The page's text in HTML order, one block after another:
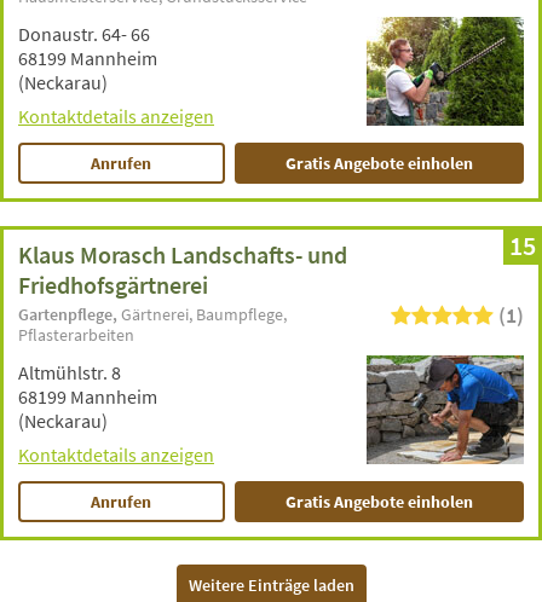
Donaustr. 64- 66
68199 Mannheim
(Neckarau)
Kontaktdetails anzeigen
Anrufen Gratis Angebote einholen
15
Klaus Morasch Landschafts- und
Friedhofsgärtnerei
Gartenpflege Gärtnerei Baumpflege
Pflasterarbeiten
(1)
Altmühlstr. 8
68199 Mannheim
(Neckarau)
Kontaktdetails anzeigen
Anrufen Gratis Angebote einholen
Weitere Einträge laden